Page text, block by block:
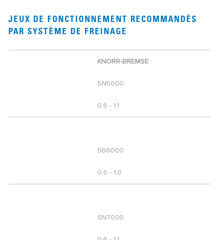
JEUX DE FONCTIONNEMENT RECOMMANDÉS
PAR SYSTÈME DE FREINAGE
KNORR-BREMSE
SN5000
0,6 - 1,1
SB6000
0,6 - 1,0
SN7000